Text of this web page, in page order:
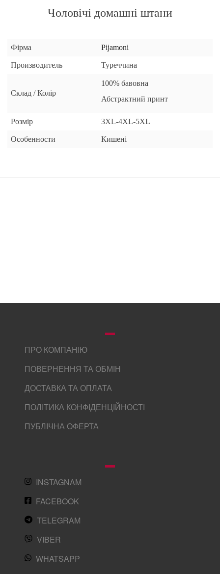
Чоловічі домашні штани
Фірма Pijamoni
Производитель Туреччина
Склад / Колір
100% бавовна
Абстрактний принт
Розмір 3XL-4XL-5XL
Особенности Кишені
ПРО КОМПАНІЮ
ПОВЕРНЕННЯ ТА ОБМІН
ДОСТАВКА ТА ОПЛАТА
ПОЛІТИКА КОНФІДЕНЦІЙНОСТІ
ПУБЛІЧНА ОФЕРТА
INSTAGNAM
FACEBOOK
TELEGRAM
VIBER
WHATSAPP